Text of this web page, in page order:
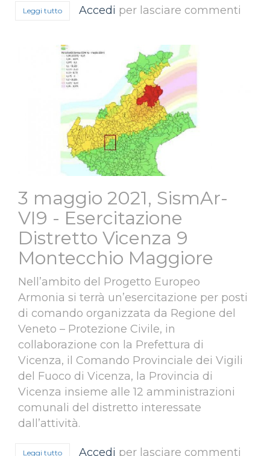
Leggi tutto su 27 e 28 maggio 2021, Esercitazione finale del progetto
Accedi per lasciare commenti
3 maggio 2021, SismAr-
VI9 - Esercitazione
Distretto Vicenza 9
Montecchio Maggiore
Nell’ambito del Progetto Europeo
Armonia si terrà un’esercitazione per posti
di comando organizzata da Regione del
Veneto – Protezione Civile, in
collaborazione con la Prefettura di
Vicenza, il Comando Provinciale dei Vigili
del Fuoco di Vicenza, la Provincia di
Vicenza insieme alle 12 amministrazioni
comunali del distretto interessate
dall’attività.
Leggi tutto su 3 maggio 2021, SismAr-VI9 - Esercitazione Distretto
Accedi per lasciare commenti